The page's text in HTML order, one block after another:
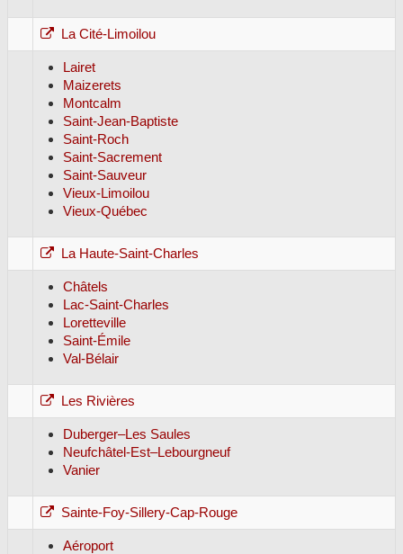
La Cité-Limoilou
Lairet
Maizerets
Montcalm
Saint-Jean-Baptiste
Saint-Roch
Saint-Sacrement
Saint-Sauveur
Vieux-Limoilou
Vieux-Québec
La Haute-Saint-Charles
Châtels
Lac-Saint-Charles
Loretteville
Saint-Émile
Val-Bélair
Les Rivières
Duberger–Les Saules
Neufchâtel-Est–Lebourgneuf
Vanier
Sainte-Foy-Sillery-Cap-Rouge
Aéroport